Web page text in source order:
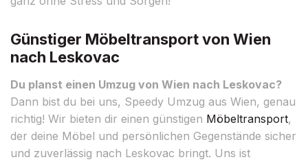
Günstiger Möbeltransport von Wien
nach Leskovac
Du planst einen Umzug von Wien nach Leskovac?
Dann bist du bei uns, Speedy Umzug aus Wien, genau
richtig! Wir bieten dir einen günstigen Möbeltransport,
der deine Möbel und persönlichen Gegenstände sicher
und zuverlässig nach Leskovac bringt. Uns ist